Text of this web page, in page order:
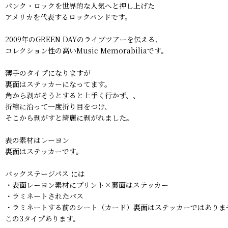
パンク・ロックを世界的な人気へと押し上げた
アメリカを代表するロックバンドです。
2009年のGREEN DAYのライブツアーを伝える、
コレクション性の高いMusic Memorabiliaです。
薄手のタイプになりますが
裏面はステッカーになってます。
角から剥がそうとすると上手く行かず、、
折線に沿って一度折り目をつけ、
そこから剥がすと綺麗に剥がれました。
表の素材はレーヨン
裏面はステッカーです。
バックステージパス には
・表面レーヨン素材にプリント×裏面はステッカー
・ラミネートされたパス
・ラミネートする前のシート（カード）裏面はステッカーではあり
この3タイプあります。